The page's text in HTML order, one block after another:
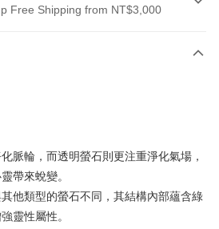
Free Shipping from NT$3,000
and Pay
脈輪，而透明螢石則更注重淨化氣場，
帶來蛻變。
他類型的螢石不同，其結構內部蘊含綠
靈性屬性。